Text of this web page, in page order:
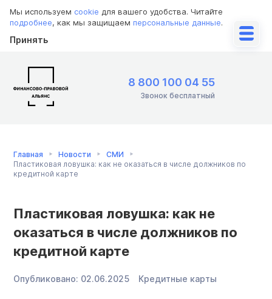
Мы используем cookie для вашего удобства. Читайте
подробнее, как мы защищаем персональные данные.
Принять
8 800 100 04 55
Звонок бесплатный
Главная Новости
СМИ
Пластиковая ловушка: как не оказаться в числе должников по
кредитной карте
Пластиковая ловушка: как не
оказаться в числе должников по
кредитной карте
Опубликовано: 02.06.2025 Кредитные карты